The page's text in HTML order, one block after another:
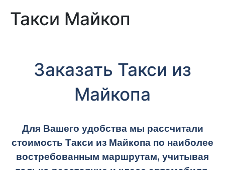
Такси Майкоп
Заказать Такси из
Майкопа
Для Вашего удобства мы рассчитали
стоимость Такси из Майкопа по наиболее
востребованным маршрутам, учитывая